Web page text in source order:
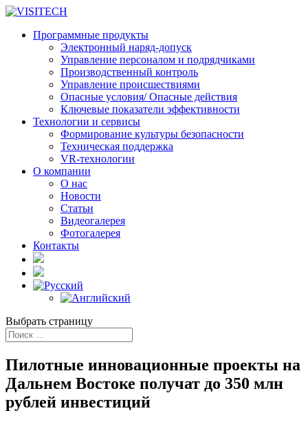
Программные продукты
Электронный наряд-допуск
Управление персоналом и подрядчиками
Производственный контроль
Управление происшествиями
Опасные условия/ Опасные действия
Ключевые показатели эффективности
Технологии и сервисы
Формирование культуры безопасности
Техническая поддержка
VR-технологии
О компании
О нас
Новости
Статьи
Видеогалерея
Фотогалерея
Контакты
Выбрать страницу
Пилотные инновационные проекты на
Дальнем Востоке получат до 350 млн
рублей инвестиций